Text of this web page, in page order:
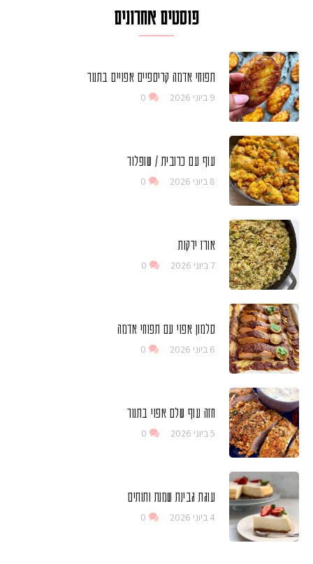
פוסטים אחרונים
תפוחי אדמה קריספיים אפויים בתנור
9 ביוני 2026 0
עוף עם כרובית / שופלור
8 ביוני 2026 0
אורז ירקות
7 ביוני 2026 0
סלמון אפוי עם תפוחי אדמה
6 ביוני 2026 0
חזה עוף שלם אפוי בתנור
5 ביוני 2026 0
עוגת גבינת שמנת ותותים
4 ביוני 2026 0